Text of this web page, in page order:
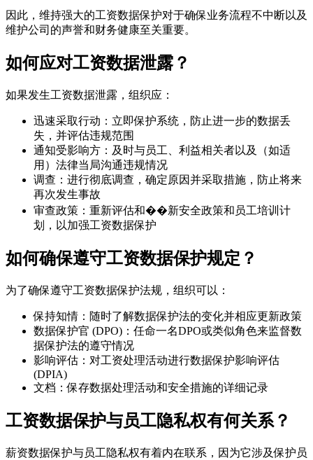
因此，维持强大的工资数据保护对于确保业务流程不中断以及
维护公司的声誉和财务健康至关重要。
如何应对工资数据泄露？
如果发生工资数据泄露，组织应：
迅速采取行动：立即保护系统，防止进一步的数据丢
失，并评估违规范围
通知受影响方：及时与员工、利益相关者以及（如适
用）法律当局沟通违规情况
调查：进行彻底调查，确定原因并采取措施，防止将来
再次发生事故
审查政策：重新评估和��新安全政策和员工培训计
划，以加强工资数据保护
如何确保遵守工资数据保护规定？
为了确保遵守工资数据保护法规，组织可以：
保持知情：随时了解数据保护法的变化并相应更新政策
数据保护官 (DPO)：任命一名DPO或类似角色来监督数
据保护法的遵守情况
影响评估：对工资处理活动进行数据保护影响评估
(DPIA)
文档：保存数据处理活动和安全措施的详细记录
工资数据保护与员工隐私权有何关系？
薪资数据保护与员工隐私权有着内在联系，因为它涉及保护员